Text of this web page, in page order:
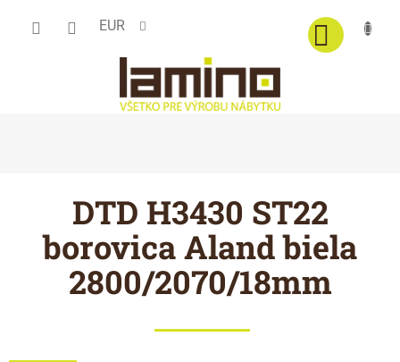
EUR
DTD H3430 ST22
borovica Aland biela
2800/2070/18mm